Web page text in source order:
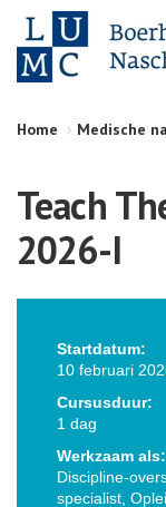
Home Medische
Teach
2026-I
Startdatum:
10 februari
Cursusduur:
1 dag
Werkzaam als:
Discipline-
specialist,